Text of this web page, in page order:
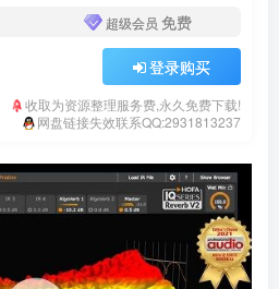
超级会员 免费
登录购买
收取为资源整理服务费,永久免费下载!
网盘链接失效联系QQ:2931813237